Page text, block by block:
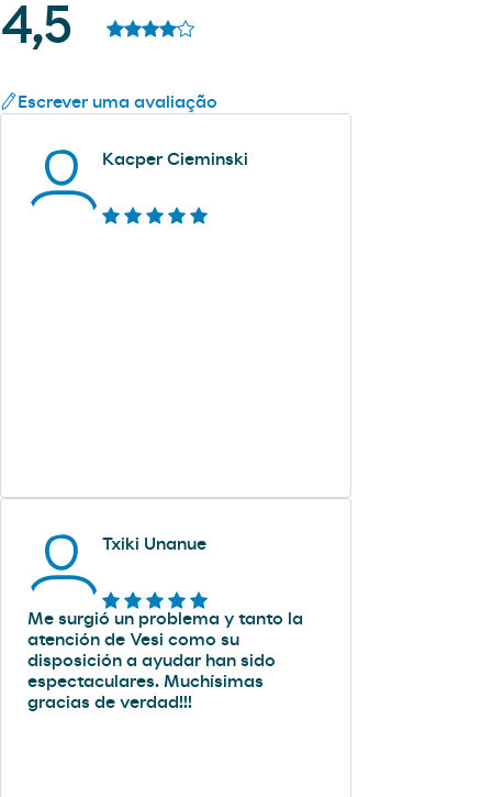
4,5
Escrever uma avaliação
Kacper Cieminski
Txiki Unanue
Me surgió un problema y tanto la
atención de Vesi como su
disposición a ayudar han sido
espectaculares. Muchísimas
gracias de verdad!!!